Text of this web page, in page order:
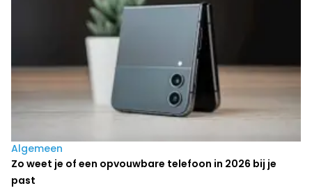
Algemeen
Zo weet je of een opvouwbare telefoon in 2026 bij je
past